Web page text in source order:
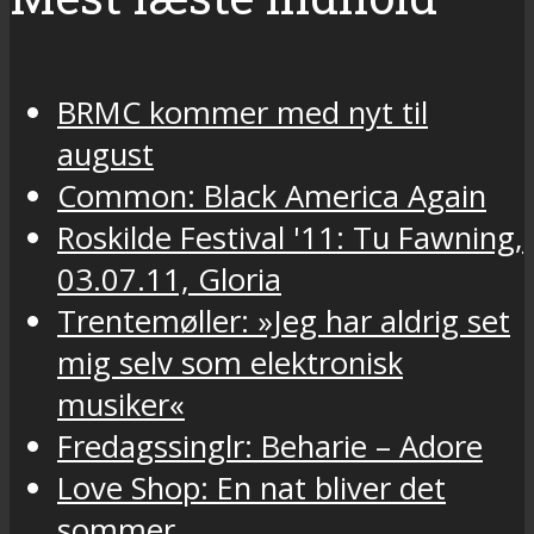
BRMC kommer med nyt til
august
Common: Black America Again
Roskilde Festival '11: Tu Fawning,
03.07.11, Gloria
Trentemøller: »Jeg har aldrig set
mig selv som elektronisk
musiker«
Fredagssinglr: Beharie – Adore
Love Shop: En nat bliver det